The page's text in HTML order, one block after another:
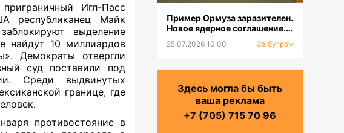
Игл-Пасс
республиканец Майк
выделение
найдут 10 миллиардов
Демократы отвергли
суд поставили под
Среди выдвинутых
границе, где
противостояние в
Пример Ормуза заразителен.
Новое ядерное соглашение.
25.07.2026 10:00 За бугром
Здесь могла бы быть
ваша реклама
+7 (705) 715 70 96